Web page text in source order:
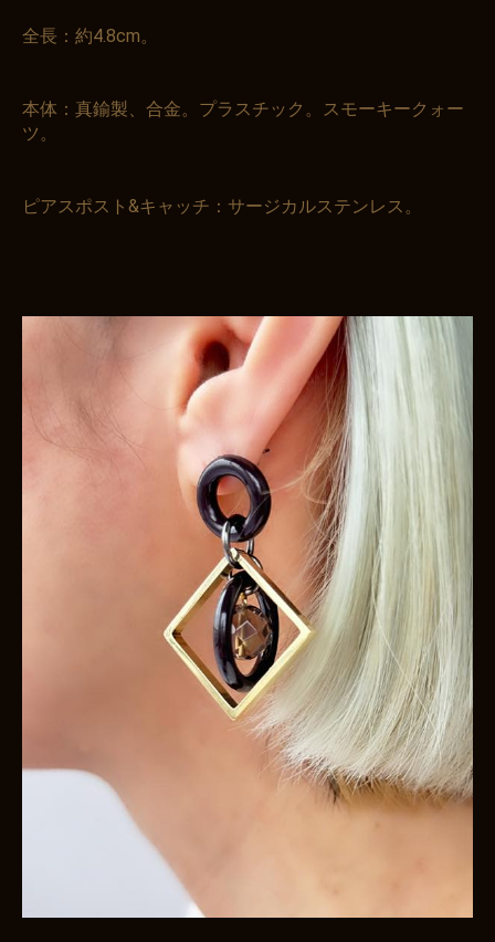
全長：約4.8cm。
本体：真鍮製、合金。プラスチック。スモーキークォー
ツ。
ピアスポスト&キャッチ：サージカルステンレス。